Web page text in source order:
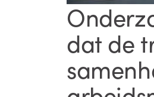
dat de